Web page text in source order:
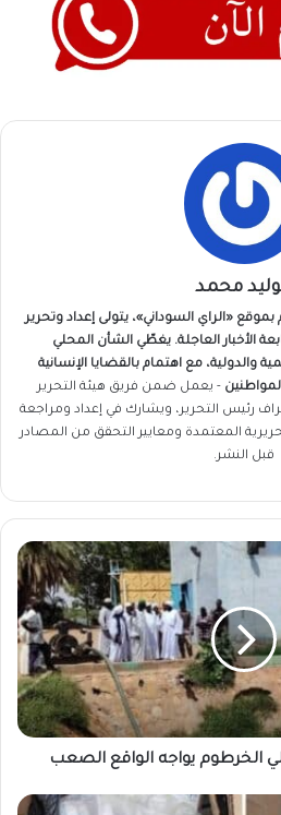
محمد
«الراي السوداني»، يتولى إعداد وتحرير
الأخبار العاجلة. يغطّي الشأن المحلي
والدولية، مع اهتمام بالقضايا الإنسانية
- يعمل ضمن فريق هيئة التحرير
رئيس التحرير، ويشارك في إعداد ومراجعة
المعتمدة ومعايير التحقق من المصادر
قبل النشر.
الخرطوم يواجه الواقع الصعب